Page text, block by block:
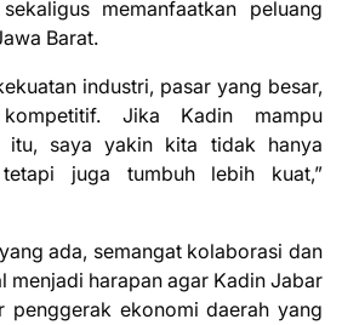
memanfaatkan peluang
Barat.
industri, pasar yang besar,
Jika Kadin mampu
itu, saya yakin kita tidak hanya
juga tumbuh lebih kuat,”
ada, semangat kolaborasi dan
menjadi harapan agar Kadin Jabar
penggerak ekonomi daerah yang